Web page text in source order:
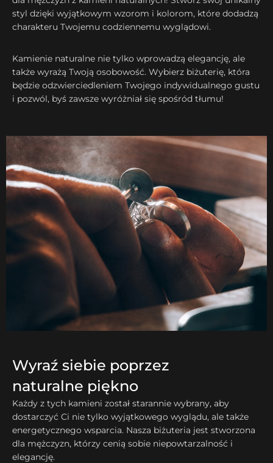
styl dzięki wyjątkowym wzorom i kolorom, które dodadzą
charakteru Twojemu codziennemu wyglądowi.
Kamienie naturalne nie tylko wprowadzą elegancję, ale
także wyrażą Twoją osobowość. Wybierz biżuterię, która
będzie odzwierciedleniem Twojego indywidualnego gustu
i pozwól, byś zawsze wyróżniał się spośród tłumu!
Wyraź siebie poprzez
naturalne piękno
Każdy z tych kamieni został starannie wybrany, aby
dostarczyć Ci nie tylko wyjątkowego wyglądu, ale także
energetycznego wsparcia. Nasza biżuteria jest stworzona
dla mężczyzn, którzy cenią sobie niepowtarzalność i
elegancję.